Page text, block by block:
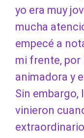
yo era muy
mucha
empecé a
mi frente, por
animadora y
Sin embargo,
vinieron